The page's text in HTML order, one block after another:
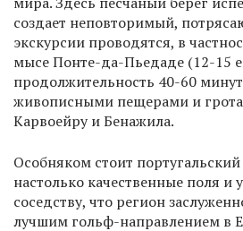
создает неповторимый,
экскурсии проводятся, в
мысе Понте-да-Пьедаде (12-15
продолжительность 40-60
живописными пещерами и
Карвоейру и Бенажила.
Особняком стоит
настолько качественные поля и
соседству, что регион
лучшим гольф-направлением в